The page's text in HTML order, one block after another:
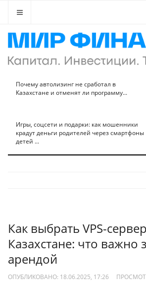
Почему автолизинг не сработал в
Казахстане и отменят ли программу...
Игры, соцсети и подарки: как мошенники
крадут деньги родителей через смартфоны
детей ...
Как выбрать VPS-
Казахстане: что важно
арендой
ОПУБЛИКОВАНО: 18.06.2025, 17:26